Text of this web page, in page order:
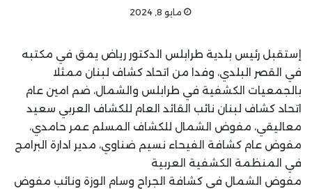
مايو 8, 2024
إستقبل رئيس بلدية طرابلس الدكتور رياض يمق في مكتبه
في القصر البلدي، وفدا من اتحاد كشاف لبنان ممثلا
بالجمعيات الكشفية في طرابلس والشمال، ضم امين عام
اتحاد كشاف لبنان نائب القائد العام للكشاف العربي سعيد
معاليقي، مفوض الشمال للكشاف المسلم عمر حامدي،
مفوض عام كشافة الفيحاء نسيم ضناوي، مدير ادارة البرامج
في المنظمة الكشفية العربية
مفوض الشمال في كشافة الجراح وسام الوزة ونائب مفوض